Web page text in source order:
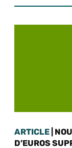
ARTICLE |
D’EUROS